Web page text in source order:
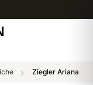
Ziegler Ariana